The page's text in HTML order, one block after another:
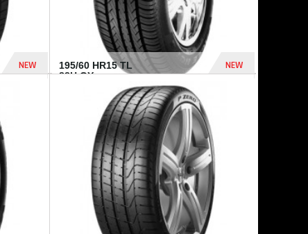
NEW
955 Dhs
195/60 HR15 TL
88H GY...
NEW